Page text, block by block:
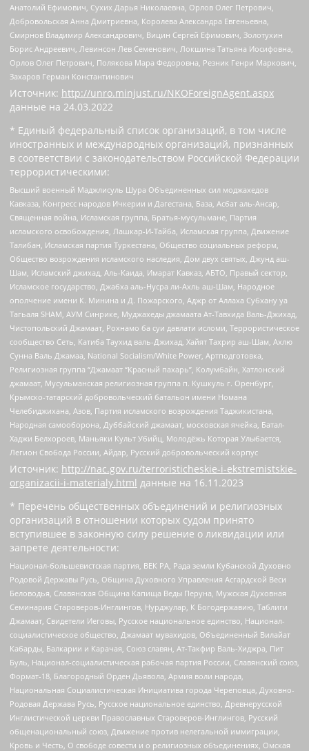
Анатолий Ефимович, Сухих Дарья Николаевна, Орлов Олег Петрович,
Добровольская Анна Дмитриевна, Королева Александра Евгеньевна,
Смирнов Владимир Александрович, Вицин Сергей Ефимович, Золотухин
Борис Андреевич, Левинсон Лев Семенович, Локшина Татьяна Иосифовна,
Орлов Олег Петрович, Полякова Мара Федоровна, Резник Генри Маркович,
Захаров Герман Константинович
Источник: http://unro.minjust.ru/NKOForeignAgent.aspx
данные на 24.03.2022
* Единый федеральный список организаций, в том числе
иностранных и международных организаций, признанных
в соответствии с законодательством Российской Федерации
террористическими:
Высший военный Маджлисуль Шура Объединенных сил моджахедов
Кавказа, Конгресс народов Ичкерии и Дагестана, База, Асбат аль-Ансар,
Священная война, Исламская группа, Братья-мусульмане, Партия
исламского освобождения, Лашкар-И-Тайба, Исламская группа, Движение
Талибан, Исламская партия Туркестана, Общество социальных реформ,
Общество возрождения исламского наследия, Дом двух святых, Джунд аш-
Шам, Исламский джихад, Аль-Каида, Имарат Кавказ, АБТО, Правый сектор,
Исламское государство, Джабха аль-Нусра ли-Ахль аш-Шам, Народное
ополчение имени К. Минина и Д. Пожарского, Аджр от Аллаха Субхану уа
Тагьаля SHAM, АУМ Синрике, Муджахеды джамаата Ат-Тавхида Валь-Джихад,
Чистопольский Джамаат, Рохнамо ба суи давлати исломи, Террористическое
сообщество Сеть, Катиба Таухид валь-Джихад, Хайят Тахрир аш-Шам, Ахлю
Сунна Валь Джамаа, National Socialism/White Power, Артподготовка,
Религиозная группа “Джамаат “Красный пахарь”, Колумбайн, Хатлонский
джамаат, Мусульманская религиозная группа п. Кушкуль г. Оренбург,
Крымско-татарский добровольческий батальон имени Номана
Челебиджихана, Азов, Партия исламского возрождения Таджикистана,
Народная самооборона, Дуббайский джамаат, московская ячейка, Батал-
Хаджи Белхороев, Маньяки Культ Убийц, Молодёжь Которая Улыбается,
Легион Свобода России, Айдар, Русский добровольческий корпус
Источник: http://nac.gov.ru/terroristicheskie-i-ekstremistskie-
organizacii-i-materialy.html данные на 16.11.2023
* Перечень общественных объединений и религиозных
организаций в отношении которых судом принято
вступившее в законную силу решение о ликвидации или
запрете деятельности:
Национал-большевистская партия, ВЕК РА, Рада земли Кубанской Духовно
Родовой Державы Русь, Община Духовного Управления Асгардской Веси
Беловодья, Славянская Община Капища Веды Перуна, Мужская Духовная
Семинария Староверов-Инглингов, Нурджулар, К Богодержавию, Таблиги
Джамаат, Свидетели Иеговы, Русское национальное единство, Национал-
социалистическое общество, Джамаат мувахидов, Объединенный Вилайат
Кабарды, Балкарии и Карачая, Союз славян, Ат-Такфир Валь-Хиджра, Пит
Буль, Национал-социалистическая рабочая партия России, Славянский союз,
Формат-18, Благородный Орден Дьявола, Армия воли народа,
Национальная Социалистическая Инициатива города Череповца, Духовно-
Родовая Держава Русь, Русское национальное единство, Древнерусской
Инглистической церкви Православных Староверов-Инглингов, Русский
общенациональный союз, Движение против нелегальной иммиграции,
Кровь и Честь, О свободе совести и о религиозных объединениях, Омская